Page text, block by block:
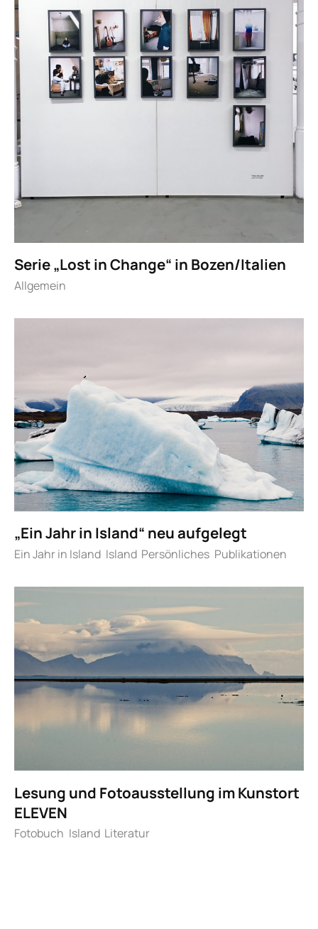
Serie „Lost in Change“ in Bozen/Italien
Allgemein
„Ein Jahr in Island“ neu aufgelegt
Ein Jahr in Island Island Persönliches Publikationen
Lesung und Fotoausstellung im Kunstort
ELEVEN
Fotobuch Island Literatur